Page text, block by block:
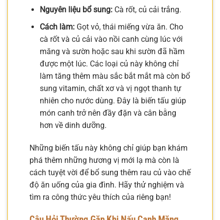
Nguyên liệu bổ sung:Cà rốt, củ cải trắng.
Cách làm:Gọt vỏ, thái miếng vừa ăn. Cho
cà rốt và củ cải vào nồi canh cùng lúc với
măng và sườn hoặc sau khi sườn đã hầm
được một lúc. Các loại củ này không chỉ
làm tăng thêm màu sắc bắt mắt mà còn bổ
sung vitamin, chất xơ và vị ngọt thanh tự
nhiên cho nước dùng. Đây là biến tấu giúp
món canh trở nên đầy đặn và cân bằng
hơn về dinh dưỡng.
Những biến tấu này không chỉ giúp bạn khám
phá thêm những hương vị mới lạ mà còn là
cách tuyệt vời để bổ sung thêm rau củ vào chế
độ ăn uống của gia đình. Hãy thử nghiệm và
tìm ra công thức yêu thích của riêng bạn!